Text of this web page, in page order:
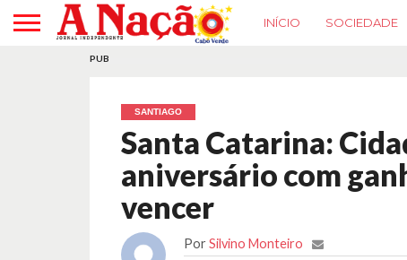
INÍCIO SOCIEDADE
PUB
SANTIAGO
Santa Catarina:
aniversário com
vencer
Por Silvino Monteiro